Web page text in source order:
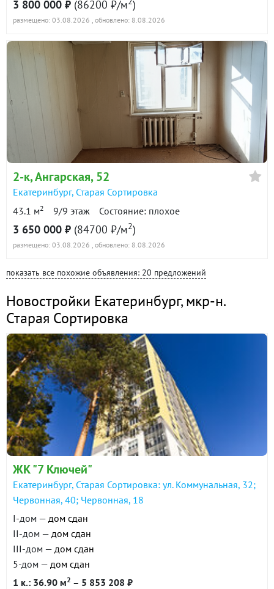
3 800 000 ₽ (86200 ₽/м )
размещено: 03.08.2026 , обновлено: 8.08.2026
2-к, Ангарская, 52
Екатеринбург, Старая Сортировка
43.1 м2 9/9 этаж Состояние: плохое
3 650 000 ₽ (84700 ₽/м2)
размещено: 03.08.2026 , обновлено: 8.08.2026
показать все похожие объявления: 20 предложений
Новостройки Екатеринбург,мкр-н.
Старая Сортировка
ЖК "7 Ключей"
Екатеринбург, Старая Сортировка: ул. Коммунальная, 32;
Червонная, 40; Червонная, 18
I-дом — дом сдан
II-дом — дом сдан
III-дом — дом сдан
5-дом — дом сдан
1 к.: 36.90 м2 – 5 853 208 ₽